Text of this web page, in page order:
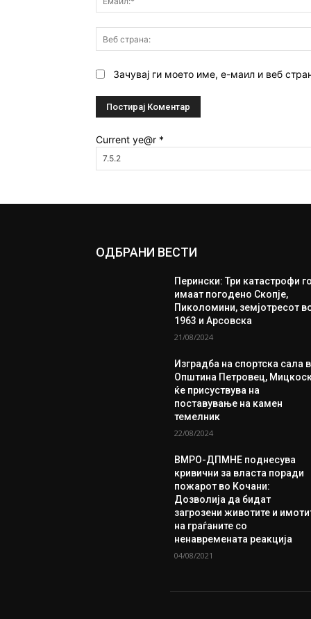
Зачувај ги моето име, е-маил и веб
Current ye@r *
ОДБРАНИ ВЕСТИ
Перински: Три катастрофи го
имаат погодено Скопје,
Пиколомини, земјотресот
1963 и Арсовска
21/08/2024
Изградба на спортска сала
Општина Петровец,
ќе присуствува на
поставување на камен
темелник
22/08/2024
ВМРО-ДПМНЕ поднесува
кривични за власта поради
пожарот во Кочани:
Дозволија да бидат
загрозени животите и
на граѓаните со
ненавремената реакција
04/08/2021